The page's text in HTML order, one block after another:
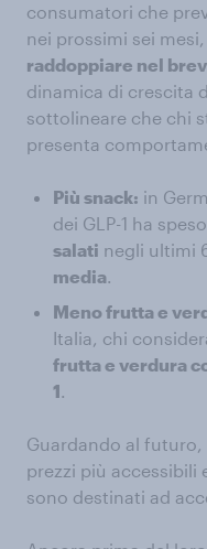
consumatori che
nei prossimi sei mesi,
raddoppiare nel
dinamica di crescita
sottolineare che chi
presenta
Più snack: in
dei GLP-1 ha speso
salati negli ultimi
media.
Meno frutta e
Italia, chi
frutta e verdura
1.
Guardando al
prezzi più accessibili
sono destinati ad